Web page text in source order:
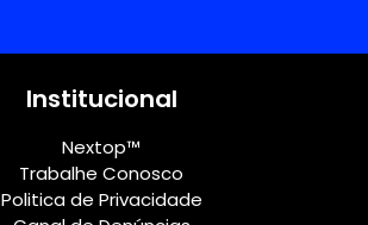
Institucional
Nextop™
Trabalhe Conosco
Politica de Privacidade